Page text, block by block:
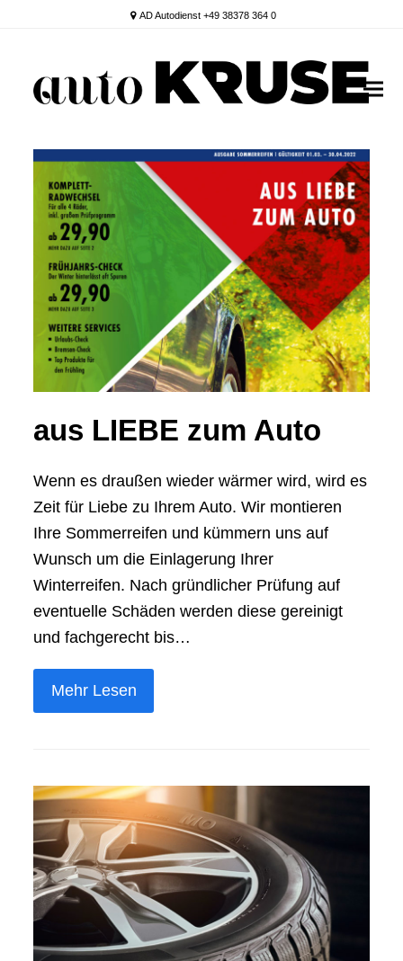
AD Autodienst +49 38378 364 0
aus LIEBE zum Auto
Wenn es draußen wieder wärmer wird, wird es
Zeit für Liebe zu Ihrem Auto. Wir montieren
Ihre Sommerreifen und kümmern uns auf
Wunsch um die Einlagerung Ihrer
Winterreifen. Nach gründlicher Prüfung auf
eventuelle Schäden werden diese gereinigt
und fachgerecht bis…
Mehr Lesen